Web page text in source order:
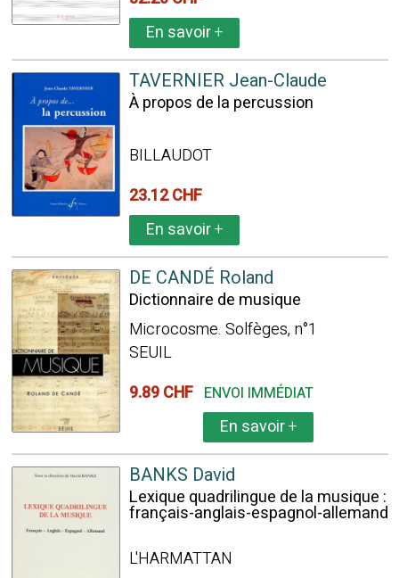
En savoir+
TAVERNIER Jean-Claude
À propos de la percussion
BILLAUDOT
23.12 CHF
En savoir+
DE CANDÉ Roland
Dictionnaire de musique
Microcosme. Solfèges, n°1
SEUIL
9.89 CHF ENVOI IMMÉDIAT
En savoir+
BANKS David
Lexique quadrilingue de la musique :
français-anglais-espagnol-allemand
L'HARMATTAN